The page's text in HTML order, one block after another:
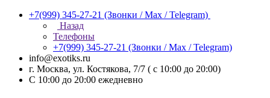
+7(999) 345-27-21 (Звонки / Max / Telegram)
Назад
Телефоны
+7(999) 345-27-21 (Звонки / Max / Telegram)
info@exotiks.ru
г. Москва, ул. Костякова, 7/7 ( с 10:00 до 20:00)
С 10:00 до 20:00 ежедневно